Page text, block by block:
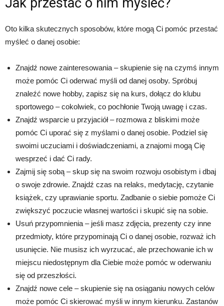
Oto kilka skutecznych sposobów, które mogą Ci pomóc przestać
myśleć o danej osobie:
Znajdź nowe zainteresowania – skupienie się na czymś innym
może pomóc Ci oderwać myśli od danej osoby. Spróbuj
znaleźć nowe hobby, zapisz się na kurs, dołącz do klubu
sportowego – cokolwiek, co pochłonie Twoją uwagę i czas.
Znajdź wsparcie u przyjaciół – rozmowa z bliskimi może
pomóc Ci uporać się z myślami o danej osobie. Podziel się
swoimi uczuciami i doświadczeniami, a znajomi mogą Cię
wesprzeć i dać Ci rady.
Zajmij się sobą – skup się na swoim rozwoju osobistym i dbaj
o swoje zdrowie. Znajdź czas na relaks, medytację, czytanie
książek, czy uprawianie sportu. Zadbanie o siebie pomoże Ci
zwiększyć poczucie własnej wartości i skupić się na sobie.
Usuń przypomnienia – jeśli masz zdjęcia, prezenty czy inne
przedmioty, które przypominają Ci o danej osobie, rozważ ich
usunięcie. Nie musisz ich wyrzucać, ale przechowanie ich w
miejscu niedostępnym dla Ciebie może pomóc w oderwaniu
się od przeszłości.
Znajdź nowe cele – skupienie się na osiąganiu nowych celów
może pomóc Ci skierować myśli w innym kierunku. Zastanów